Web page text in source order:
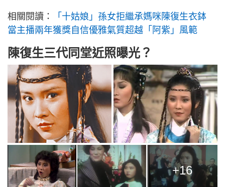
相關閱讀：
「十姑娘」孫女拒繼承媽咪陳復生衣鉢
當主播兩年獲獎自信優雅氣質超越「阿紫」風範
陳復生三代同堂近照曝光？
+16